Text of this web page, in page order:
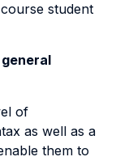
student
of
as well as a
them to